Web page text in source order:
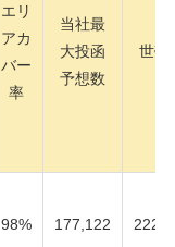
エリ
アカ
バー
率
当社最
大投函
予想数
世帯
98% 177,122